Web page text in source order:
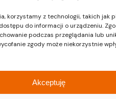
korzystamy z technologii, takich jak
do informacji o urządzeniu.
podczas przeglądania lub
zgody może niekorzystnie
Akceptuję